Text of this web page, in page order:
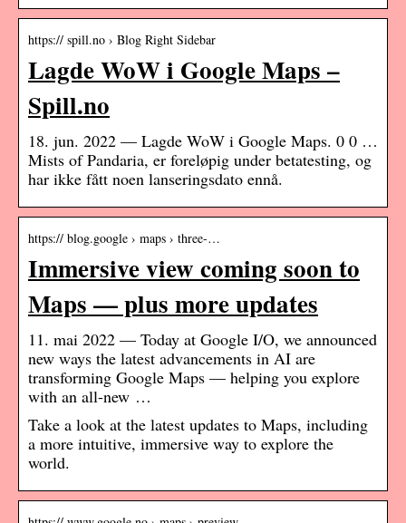
https:// spill.no › Blog Right Sidebar
Lagde WoW i Google Maps –
Spill.no
18. jun. 2022 — Lagde WoW i Google Maps. 0 0 …
Mists of Pandaria, er foreløpig under betatesting, og
har ikke fått noen lanseringsdato ennå.
https:// blog.google › maps › three-…
Immersive view coming soon to
Maps — plus more updates
11. mai 2022 — Today at Google I/O, we announced
new ways the latest advancements in AI are
transforming Google Maps — helping you explore
with an all-new …
Take a look at the latest updates to Maps, including
a more intuitive, immersive way to explore the
world.